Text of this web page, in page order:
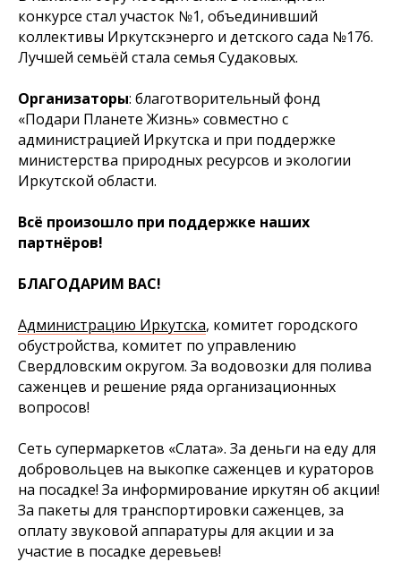
конкурсе стал участок №1, объединивший
коллективы Иркутскэнерго и детского сада №176.
Лучшей семьёй стала семья Судаковых.
Организаторы: благотворительный фонд
«Подари Планете Жизнь» совместно с
администрацией Иркутска и при поддержке
министерства природных ресурсов и экологии
Иркутской области.
Всё произошло при поддержке наших
партнёров!
БЛАГОДАРИМ ВАС!
Администрацию Иркутска, комитет городского
обустройства, комитет по управлению
Свердловским округом. За водовозки для полива
саженцев и решение ряда организационных
вопросов!
Сеть супермаркетов «Слата». За деньги на еду для
добровольцев на выкопке саженцев и кураторов
на посадке! За информирование иркутян об акции!
За пакеты для транспортировки саженцев, за
оплату звуковой аппаратуры для акции и за
участие в посадке деревьев!